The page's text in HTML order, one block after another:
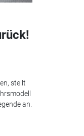
stellt
an.